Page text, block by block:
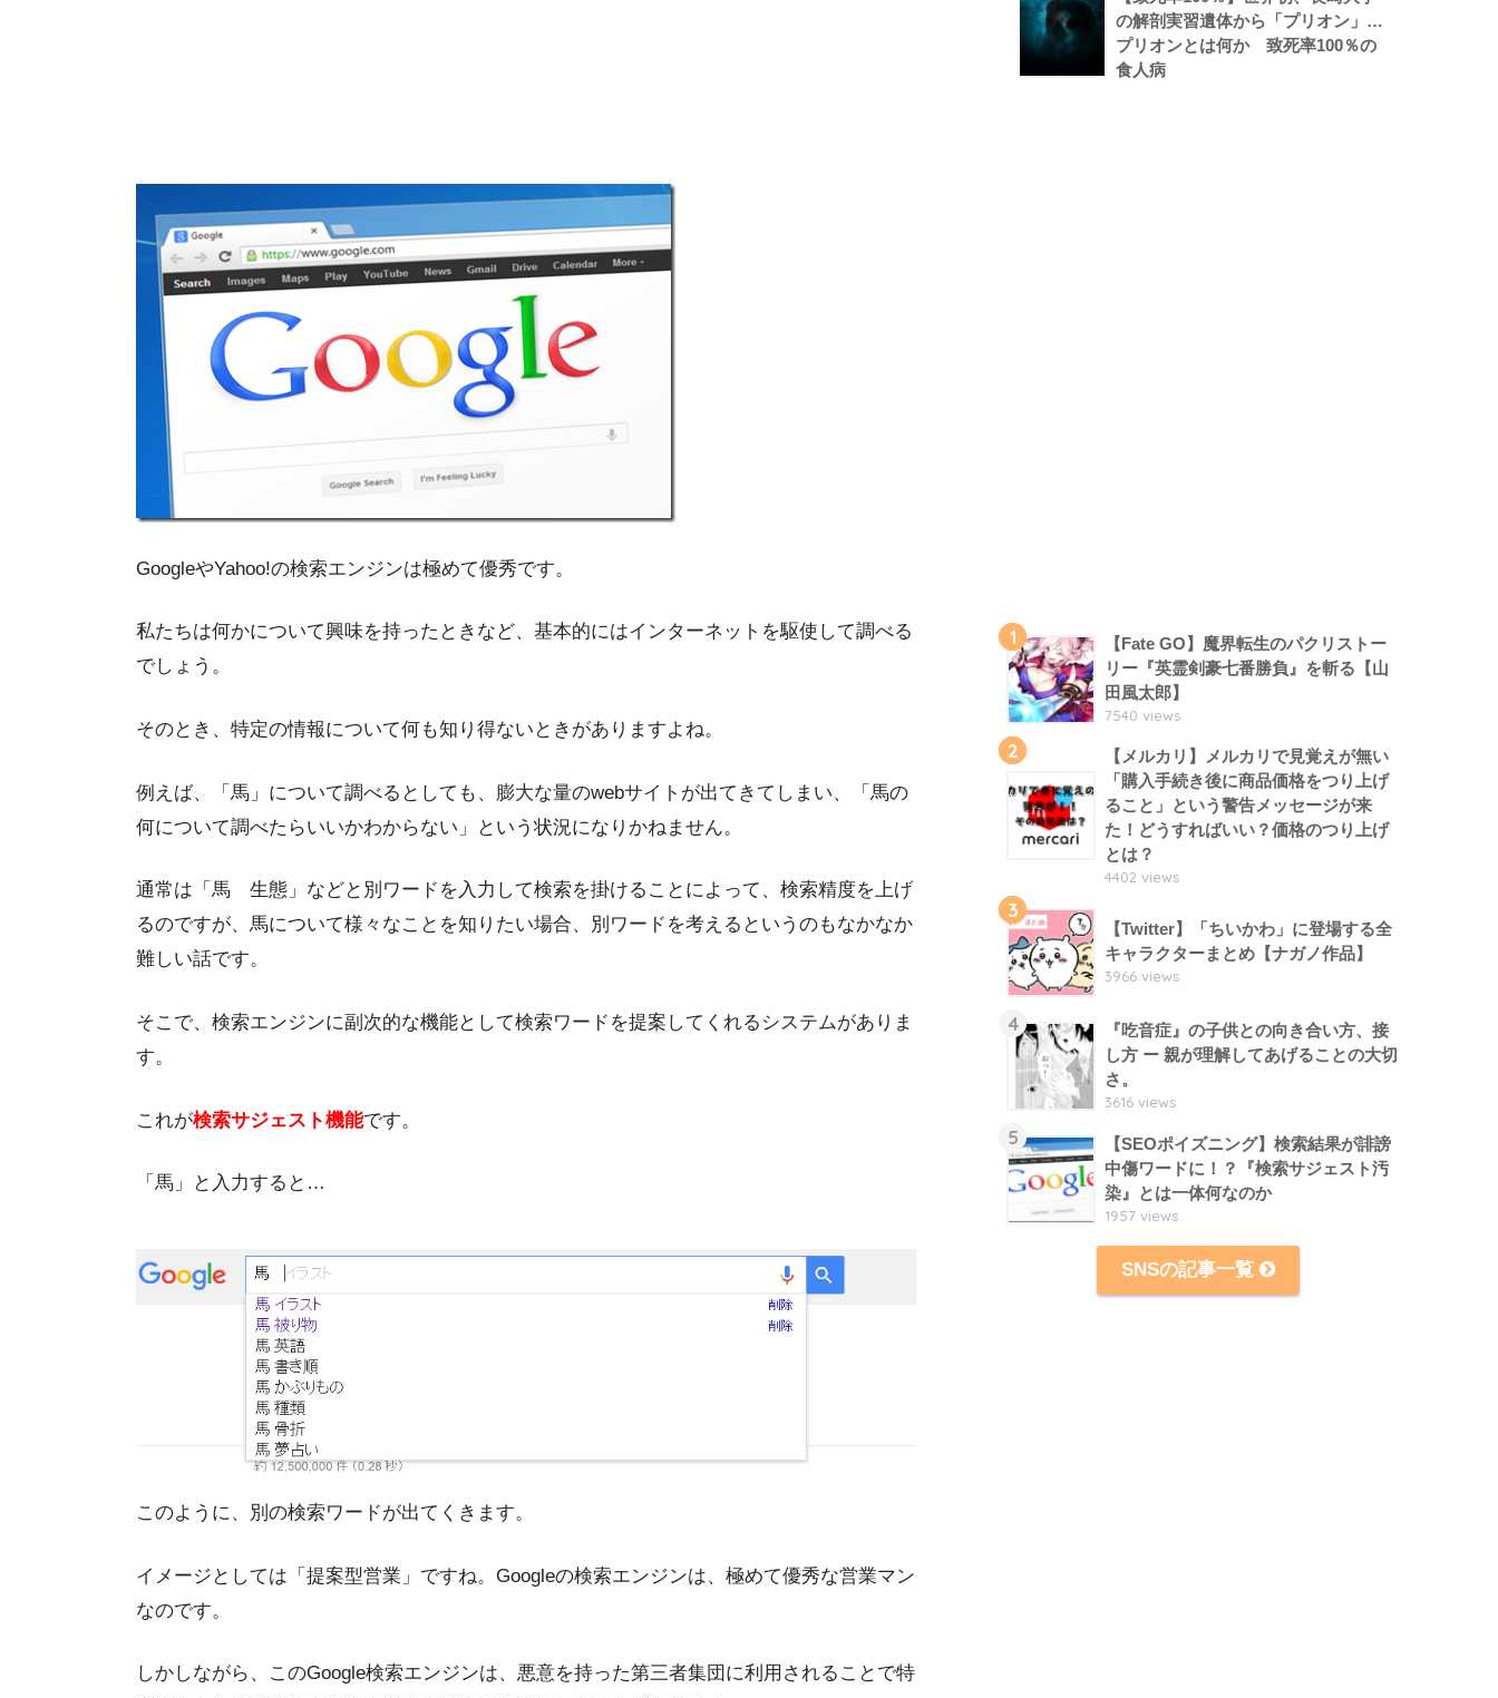
GoogleやYahoo!の検索エンジンは極めて優秀です。
私たちは何かについて興味を持ったときなど、基本的にはインターネットを駆使して調べる
でしょう。
そのとき、特定の情報について何も知り得ないときがありますよね。
例えば、「馬」について調べるとしても、膨大な量のwebサイトが出てきてしまい、「馬の
何について調べたらいいかわからない」という状況になりかねません。
通常は「馬 生態」などと別ワードを入力して検索を掛けることによって、検索精度を上げ
るのですが、馬について様々なことを知りたい場合、別ワードを考えるというのもなかなか
難しい話です。
そこで、検索エンジンに副次的な機能として検索ワードを提案してくれるシステムがありま
す。
これが検索サジェスト機能です。
「馬」と入力すると…
このように、別の検索ワードが出てくきます。
イメージとしては「提案型営業」ですね。Googleの検索エンジンは、極めて優秀な営業マン
なのです。
しかしながら、このGoogle検索エンジンは、悪意を持った第三者集団に利用されることで特
の解剖実習遺体から「プリオン」…
プリオンとは何か 致死率100％の
食人病
1
【Fate GO】魔界転生のパクリストー
リー『英霊剣豪七番勝負』を斬る【山
田風太郎】
7540 views
2
【メルカリ】メルカリで見覚えが無い
「購入手続き後に商品価格をつり上げ
ること」という警告メッセージが来
た！どうすればいい？価格のつり上げ
とは？
4402 views
3
【Twitter】「ちいかわ」に登場する全
キャラクターまとめ【ナガノ作品】
3966 views
4
『吃音症』の子供との向き合い方、接
し方 ー 親が理解してあげることの大切
さ。
3616 views
5
【SEOポイズニング】検索結果が誹謗
中傷ワードに！？『検索サジェスト汚
染』とは一体何なのか
1957 views
SNSの記事一覧